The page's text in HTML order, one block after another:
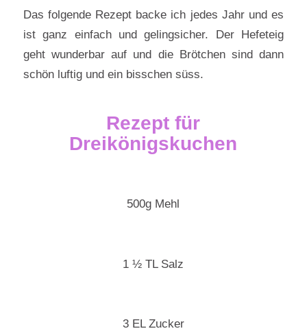
Das folgende Rezept backe ich jedes Jahr und es
ist ganz einfach und gelingsicher. Der Hefeteig
geht wunderbar auf und die Brötchen sind dann
schön luftig und ein bisschen süss.
Rezept für
Dreikönigskuchen
500g Mehl
1 ½ TL Salz
3 EL Zucker